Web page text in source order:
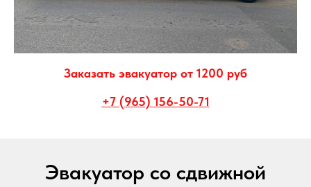
Заказать эвакуатор от 1200 руб
+7 (965) 156-50-71
Эвакуатор со сдвижной